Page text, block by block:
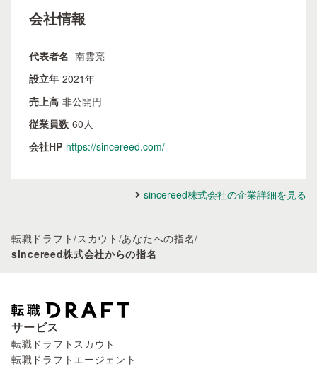
会社情報
代表者名 南雲亮
設立年 2021年
売上高 非公開円
従業員数 60人
会社HP https://sincereed.com/
sincereed株式会社の企業詳細を見る
転職ドラフト/スカウト /あなたへの指名/
sincereed株式会社からの指名
サービス
転職ドラフトスカウト
転職ドラフトエージェント